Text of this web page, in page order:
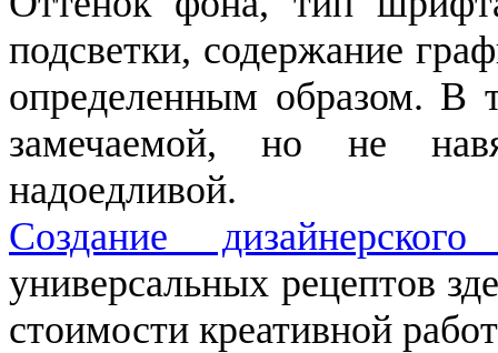
подсветки, содержание
определенным образом. В
замечаемой, но не
надоедливой.
Создание
универсальных рецептов
стоимости креативной